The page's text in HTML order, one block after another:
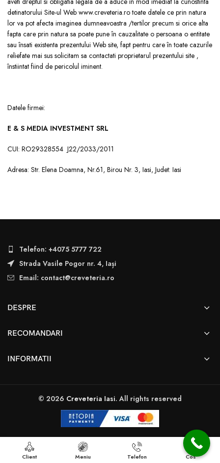
detinatorului Site-ul Web www.creveteria.ro toate datele ce prin natura
lor va pot afecta imaginea dumneavoastra /tertilor precum si orice alta
fapta care prin natura sa poate pune în cauzalitate o persoana o entitate
sau însati existenta prezentului Web site, fapt pentru care în toate cazurile
reliefate mai sus solicitam sa contactati proprietarul prezentului site ,
înstiintat fiind de pericolul iminent.
Datele firmei:
E & S MEDIA INVESTMENT SRL
CUI: RO29328554 J22/2033/2011
Adresa: Str. Elena Doamna, Nr.61, Birou Nr. 3, Iasi, Judet: Iasi
Telefon: +4075 5777 722
Strada Vasile Pogor nr. 4, Iași
Email: contact@creveteria.ro
DESPRE
RECOMANDARI
INFORMATII
© 2026 Creveteria Iasi. All rights reserved
Client Meniu Telefon Cos